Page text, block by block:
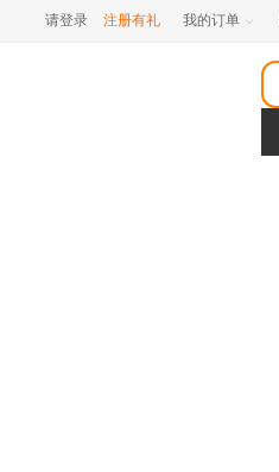
请登录 注册有礼 我的订单 